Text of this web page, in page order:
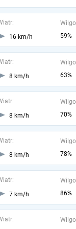
16 km/h
59%
8 km/h
63%
8 km/h
70%
8 km/h
78%
7 km/h
86%